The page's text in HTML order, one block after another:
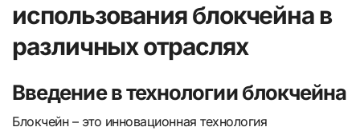
использования блокчейна в
различных отраслях
Введение в технологии блокчейна
Блокчейн – это инновационная технология